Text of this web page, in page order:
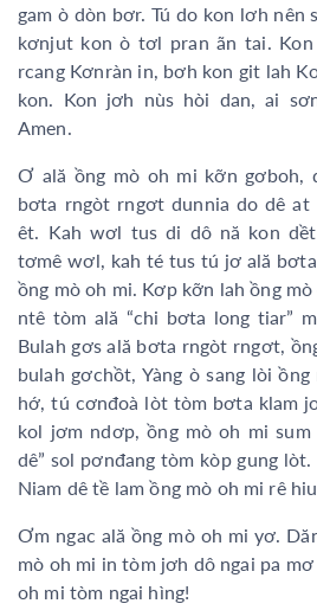
gam ò dòn bơr. Tú do kon lơh nên
kơnjut kon ò tơl pran ãn tai.
rcang Kơnràn in, bơh kon git lah
kon. Kon jơh nùs hòi dan, ai
Amen.
Ơ ală ồng mò oh mi kỡn gơboh,
bơta rngòt rngơt dunnia do dê
êt. Kah wơl tus di dô nă kon
tơmê wơl, kah té tus tú jơ ală
ồng mò oh mi. Kơp kỡn lah ồng
ntê tòm ală “chi bơta long tiar”
Bulah gơs ală bơta rngòt rngơt,
bulah gơchồt, Yàng ò sang lòi
hớ, tú cơnđoà lòt tòm bơta klam
kol jơm ndơp, ồng mò oh mi sum
dê” sol pơnđang tòm kòp gung
Niam dê tề lam ồng mò oh mi rê hiu.
Ơm ngac ală ồng mò oh mi yơ.
mò oh mi in tòm jơh dô ngai pa
oh mi tòm ngai hìng!